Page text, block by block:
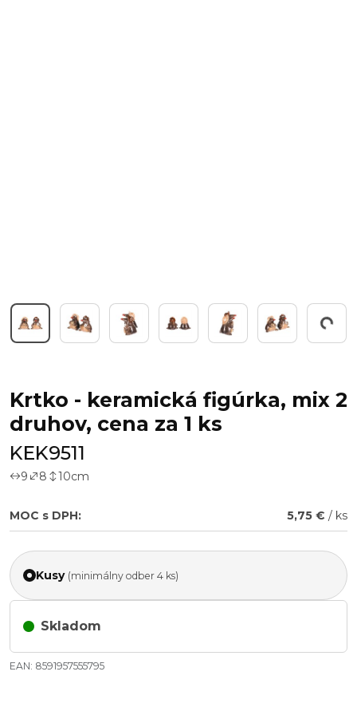
Working...
Krtko - keramická figúrka, mix 2
druhov, cena za 1 ks
KEK9511
9 8 10cm
MOC s DPH: 5,75 € / ks
Kusy (minimálny odber 4 ks)
Skladom
EAN: 8591957555795